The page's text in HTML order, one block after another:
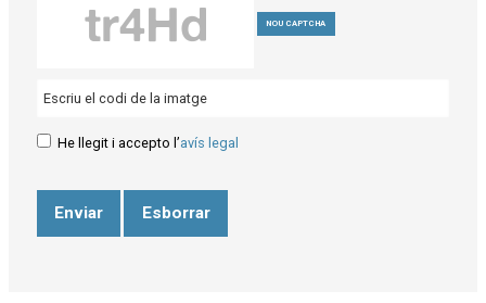
NOU CAPTCHA
He llegit i accepto l’avís legal
Enviar Esborrar